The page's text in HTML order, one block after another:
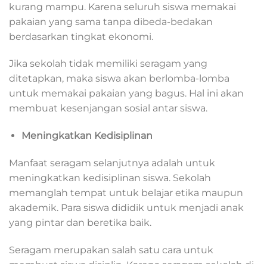
kurang mampu. Karena seluruh siswa memakai
pakaian yang sama tanpa dibeda-bedakan
berdasarkan tingkat ekonomi.
Jika sekolah tidak memiliki seragam yang
ditetapkan, maka siswa akan berlomba-lomba
untuk memakai pakaian yang bagus. Hal ini akan
membuat kesenjangan sosial antar siswa.
Meningkatkan Kedisiplinan
Manfaat seragam selanjutnya adalah untuk
meningkatkan kedisiplinan siswa. Sekolah
memanglah tempat untuk belajar etika maupun
akademik. Para siswa dididik untuk menjadi anak
yang pintar dan beretika baik.
Seragam merupakan salah satu cara untuk